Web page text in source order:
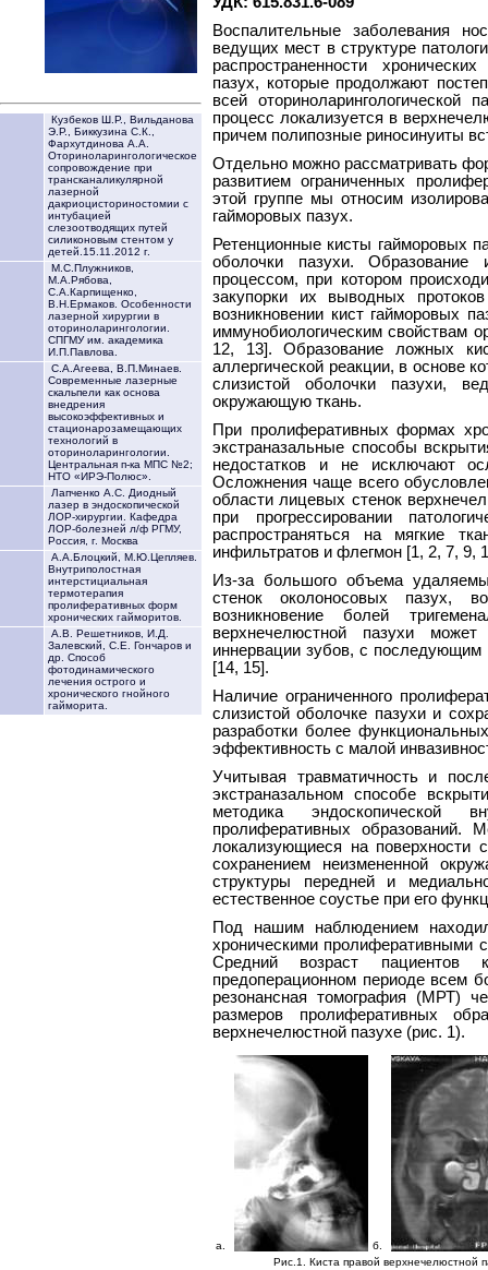
Кузбеков Ш.Р., Вильданова
Э.Р., Биккузина С.К.,
Фархутдинова А.А.
Оториноларингологическое
сопровождение при
трансканаликулярной
лазерной
дакриоцисториностомии с
интубацией
слезоотводящих путей
силиконовым стентом у
детей.15.11.2012 г.
М.С.Плужников,
М.А.Рябова,
С.А.Карпищенко,
В.Н.Ермаков. Особенности
лазерной хирургии в
оториноларингологии.
СПГМУ им. академика
И.П.Павлова.
С.А.Агеева, В.П.Минаев.
Современные лазерные
скальпели как основа
внедрения
высокоэффективных и
стационарозамещающих
технологий в
оториноларингологии.
Центральная п-ка МПС №2;
НТО «ИРЭ-Полюс».
Лапченко А.С. Диодный
лазер в эндоскопической
ЛОР-хирургии. Кафедра
ЛОР-болезней л/ф РГМУ,
Россия, г. Москва
А.А.Блоцкий, М.Ю.Цепляев.
Внутриполостная
интерстициальная
термотерапия
пролиферативных форм
хронических гайморитов.
А.В. Решетников, И.Д.
Залевский, С.Е. Гончаров и
др. Способ
фотодинамического
лечения острого и
хронического гнойного
гайморита.
Воспалительные заболевания
ведущих мест в структуре
распространенности
пазух, которые продолжают
всей оториноларингологической
процесс локализуется в
причем полипозные риносинуиты
Отдельно можно рассматривать
развитием ограниченных
этой группе мы относим
гайморовых пазух.
Ретенционные кисты гайморовых
оболочки пазухи. Образование
процессом, при котором
закупорки их выводных
возникновении кист гайморовых
иммунобиологическим свойствам
12, 13]. Образование ложных
аллергической реакции, в основе
слизистой оболочки пазухи,
окружающую ткань.
При пролиферативных формах
экстраназальные способы
недостатков и не исключают
Осложнения чаще всего
области лицевых стенок
при прогрессировании
распространяться на мягкие
инфильтратов и флегмон [1, 2, 7, 9,
Из-за большого объема
стенок околоносовых пазух,
возникновение болей
верхнечелюстной пазухи
иннервации зубов, с последующим
[14, 15].
Наличие ограниченного
слизистой оболочке пазухи и
разработки более
эффективность с малой
Учитывая травматичность и
экстраназальном способе
методика эндоскопической
пролиферативных образований.
локализующиеся на поверхности
сохранением неизмененной
структуры передней и
естественное соустье при его
Под нашим наблюдением
хроническими пролиферативными
Средний возраст
предоперационном периоде всем
резонансная томография (МРТ)
размеров пролиферативных
верхнечелюстной пазухе (рис. 1).
а.
б.
Рис.1. Киста правой верхнечелюстной